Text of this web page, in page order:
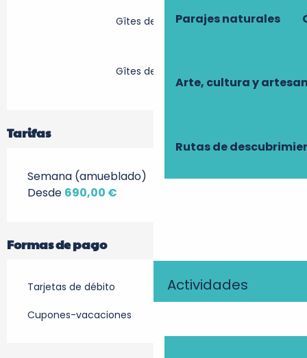
Parajes naturales
Arte, cultura y
Rutas de
Actividades
Gîtes de France
Gîtes de France
Tarifas
Semana (amueblado)
Desde 690,00 €
Formas de pago
Tarjetas de débito
Cupones-vacaciones